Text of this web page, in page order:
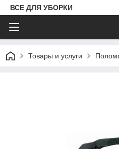
ВСЕ ДЛЯ УБОРКИ
Товары и услуги